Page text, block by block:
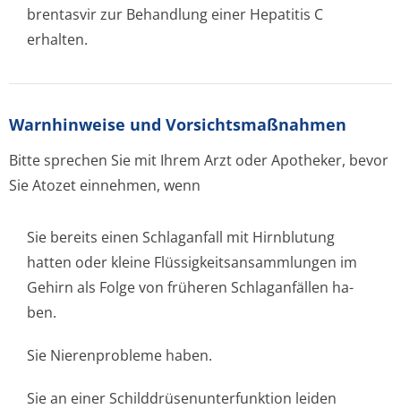
brentasvir zur Behandlung einer Hepatitis C
erhalten.
Warnhinweise und Vorsichtsmaßnahmen
Bitte sprechen Sie mit Ihrem Arzt oder Apotheker, bevor
Sie Atozet einnehmen, wenn
Sie bereits einen Schlaganfall mit Hirnblutung
hatten oder kleine Flüssigkeitsan­sammlungen im
Gehirn als Folge von früheren Schlaganfällen ha­
ben.
Sie Nierenprobleme haben.
Sie an einer Schilddrüsenun­terfunktion leiden